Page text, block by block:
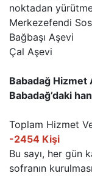
noktadan
Merkezefendi
Bağbaşı Aşevi
Çal Aşevi
Babadağ Hizmet
Babadağ’daki
Toplam Hizmet
-2454 Kişi
Bu sayı, her gün
sofranın